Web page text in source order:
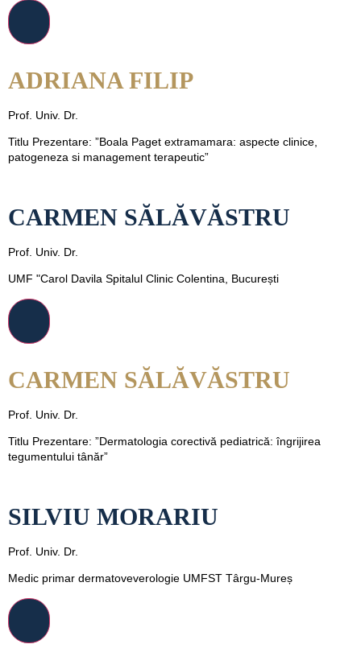
ADRIANA FILIP
Prof. Univ. Dr.
Titlu Prezentare: ”Boala Paget extramamara: aspecte clinice,
patogeneza si management terapeutic”
CARMEN SĂLĂVĂSTRU
Prof. Univ. Dr.
UMF "Carol Davila Spitalul Clinic Colentina, București
CARMEN SĂLĂVĂSTRU
Prof. Univ. Dr.
Titlu Prezentare: ”Dermatologia corectivă pediatrică: îngrijirea
tegumentului tânăr”
SILVIU MORARIU
Prof. Univ. Dr.
Medic primar dermatoveverologie UMFST Târgu-Mureș